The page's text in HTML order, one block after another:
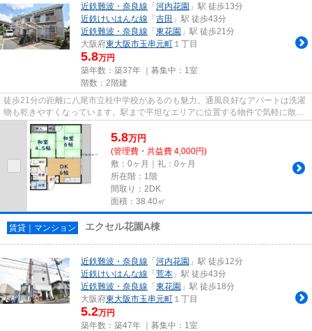
近鉄難波・奈良線 「河内花園 」駅 徒歩13分
近鉄けいはんな線 「吉田 」駅 徒歩43分
近鉄難波・奈良線 「東花園 」駅 徒歩21分
大阪府東大阪市玉串元町 １丁目
5.8万円
築年数：築37年 ｜募集中： 1室
階数：2階建
徒歩21分の距離に八尾市立桂中学校があるのも魅力。通風良好なアパートは洗濯
物も乾きやすくなっています。駅まで平坦なエリアに位置する物件で気軽に散歩
できるのもいいですね。駐車...
5.8万円
(管理費・共益費 4,000円)
敷：0ヶ月｜礼：0ヶ月
所在階：1階
間取り：2DK
面積：38.40㎡
賃貸｜マンション エクセル花園A棟
近鉄難波・奈良線 「河内花園 」駅 徒歩12分
近鉄けいはんな線 「荒本 」駅 徒歩43分
近鉄難波・奈良線 「東花園 」駅 徒歩18分
大阪府東大阪市玉串元町 １丁目
5.2万円
築年数：築47年 ｜募集中： 1室